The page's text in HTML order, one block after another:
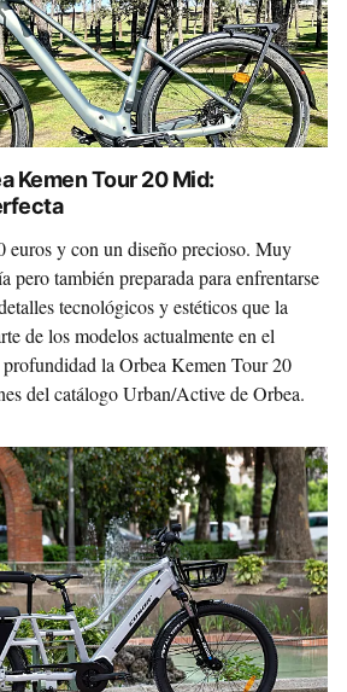
Kemen Tour 20 Mid:
euros y con un diseño precioso. Muy
pero también preparada para enfrentarse
tecnológicos y estéticos que la
de los modelos actualmente en el
la Orbea Kemen Tour 20
del catálogo Urban/Active de Orbea.